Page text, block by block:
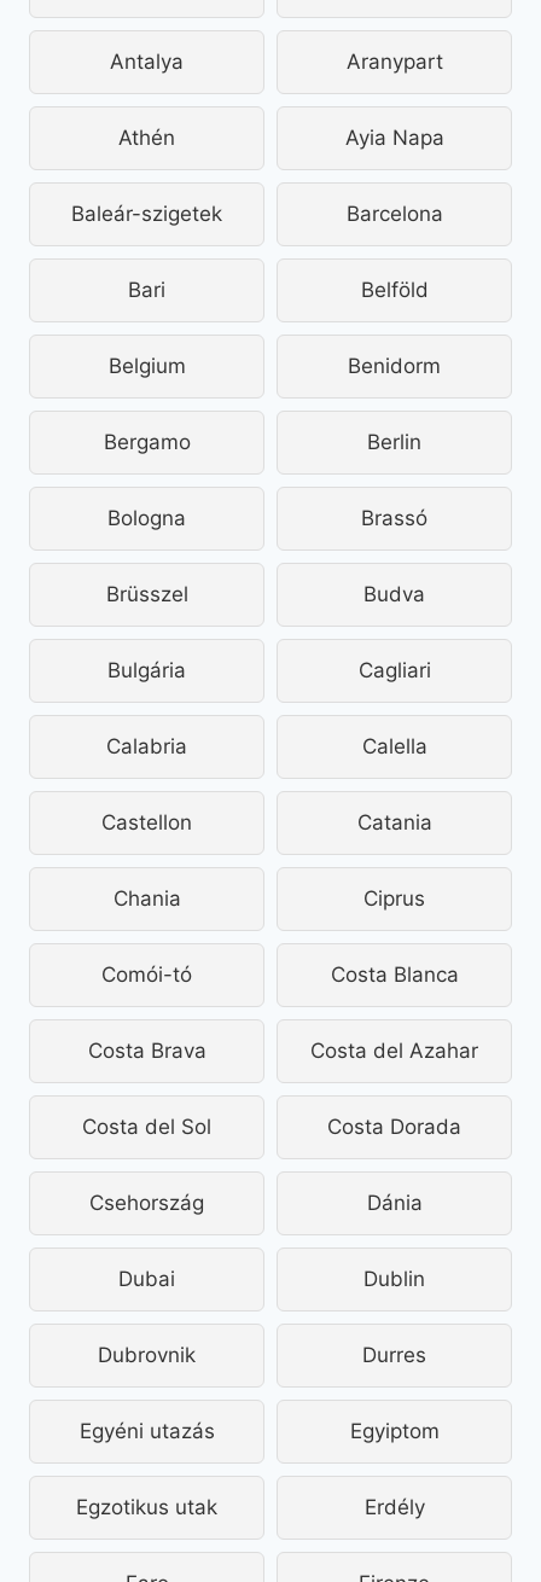
Antalya Aranypart
Athén Ayia Napa
Baleár-szigetek Barcelona
Bari Belföld
Belgium Benidorm
Bergamo Berlin
Bologna Brassó
Brüsszel Budva
Bulgária Cagliari
Calabria Calella
Castellon Catania
Chania Ciprus
Comói-tó Costa Blanca
Costa Brava Costa del Azahar
Costa del Sol Costa Dorada
Csehország Dánia
Dubai Dublin
Dubrovnik Durres
Egyéni utazás Egyiptom
Egzotikus utak Erdély